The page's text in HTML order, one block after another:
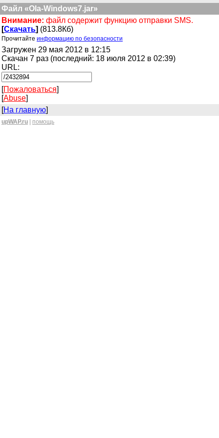
Файл «Ola-Windows7.jar»
Внимание: файл содержит функцию отправки SMS.
[Скачать] (813.8Кб)
Прочитайте информацию по безопасности
Загружен 29 мая 2012 в 12:15
Скачан 7 раз (последний: 18 июля 2012 в 02:39)
URL:
[Пожаловаться]
[Abuse]
[На главную]
upWAP.ru помощь